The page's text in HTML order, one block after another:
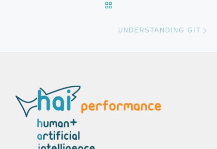
UNDERSTANDING GIT